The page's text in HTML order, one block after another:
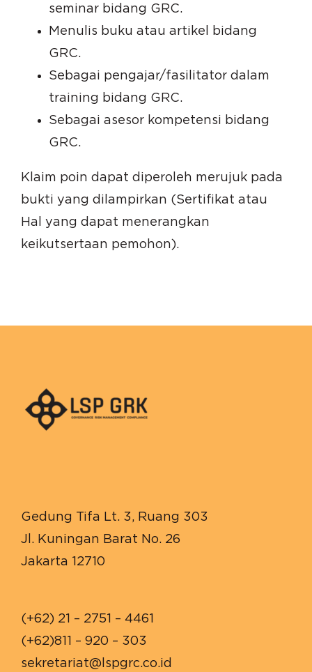
seminar bidang GRC.
Menulis buku atau artikel bidang
GRC.
Sebagai pengajar/fasilitator dalam
training bidang GRC.
Sebagai asesor kompetensi bidang
GRC.
Klaim poin dapat diperoleh merujuk pada
bukti yang dilampirkan (Sertifikat atau
Hal yang dapat menerangkan
keikutsertaan pemohon).
Gedung Tifa Lt. 3, Ruang 303
Jl. Kuningan Barat No. 26
Jakarta 12710
(+62) 21 – 2751 – 4461
(+62)811 – 920 – 303
sekretariat@lspgrc.co.id